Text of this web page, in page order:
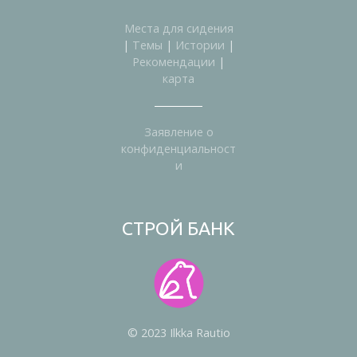
Места для сидения
| Темы | Истории |
Рекомендации |
карта
Заявление о
конфиденциальност
и
СТРОЙ БАНК
© 2023 Ilkka Rautio